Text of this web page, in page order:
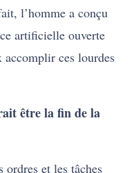
l’homme a conçu
artificielle ouverte
accomplir ces lourdes
être la fin de la
ordres et les tâches